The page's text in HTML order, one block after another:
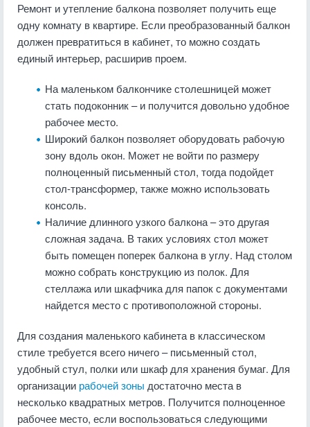
Ремонт и утепление балкона позволяет получить еще
одну комнату в квартире. Если преобразованный балкон
должен превратиться в кабинет, то можно создать
единый интерьер, расширив проем.
На маленьком балкончике столешницей может
стать подоконник – и получится довольно удобное
рабочее место.
Широкий балкон позволяет оборудовать рабочую
зону вдоль окон. Может не войти по размеру
полноценный письменный стол, тогда подойдет
стол-трансформер, также можно использовать
консоль.
Наличие длинного узкого балкона – это другая
сложная задача. В таких условиях стол может
быть помещен поперек балкона в углу. Над столом
можно собрать конструкцию из полок. Для
стеллажа или шкафчика для папок с документами
найдется место с противоположной стороны.
Для создания маленького кабинета в классическом
стиле требуется всего ничего – письменный стол,
удобный стул, полки или шкаф для хранения бумаг. Для
организации рабочей зоны достаточно места в
несколько квадратных метров. Получится полноценное
рабочее место, если воспользоваться следующими